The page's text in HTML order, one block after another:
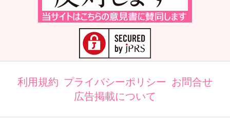
利用規約 プライバシーポリシー お問合せ
広告掲載について